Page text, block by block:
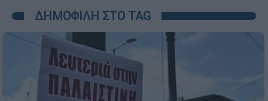
ΔΗΜΟΦΙΛΗ ΣΤΟ TAG